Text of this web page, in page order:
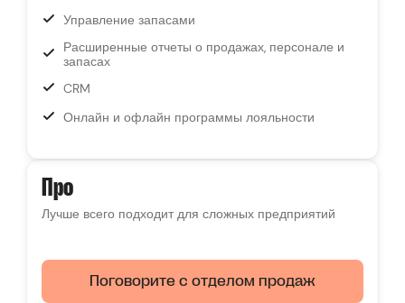
Управление запасами
Расширенные отчеты о продажах, персонале и
запасах
CRM
Онлайн и офлайн программы лояльности
Про
Лучше всего подходит для сложных предприятий
Поговорите с отделом продаж